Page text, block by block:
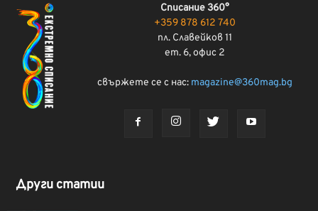
Списание 360°
+359 878 612 740
пл. Славейков 11
ет. 6, офис 2
свържете се с нас: magazine@360mag.bg
Други статии